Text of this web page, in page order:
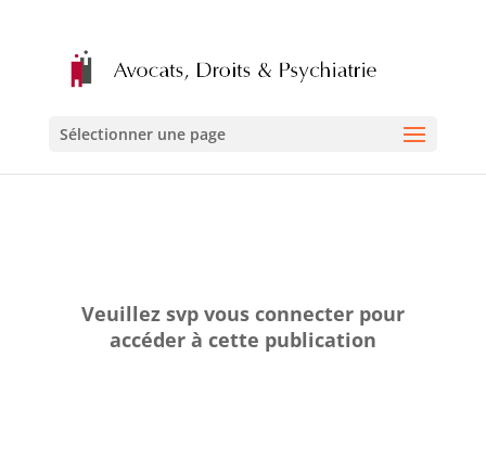
Sélectionner une page
Veuillez svp vous connecter pour
accéder à cette publication